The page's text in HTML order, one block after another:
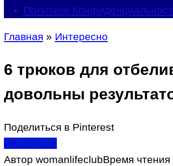
Политика
Главная » Интересно
6 трюков для
довольны
Поделиться в Pinterest
Интересно
Автор womanlifeclubВремя чтения